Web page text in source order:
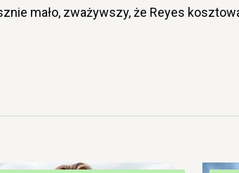
mało, zważywszy, że Reyes